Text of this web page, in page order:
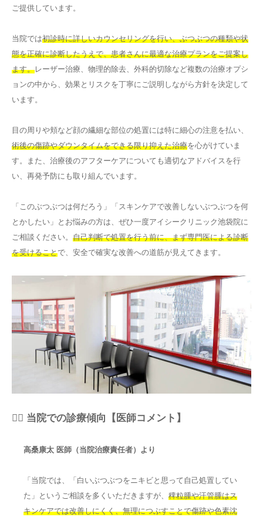
ご提供しています。
当院では初診時に詳しいカウンセリングを行い、ぶつぶつの種類や状
態を正確に診断したうえで、患者さんに最適な治療プランをご提案し
ます。レーザー治療、物理的除去、外科的切除など複数の治療オプシ
ョンの中から、効果とリスクを丁寧にご説明しながら方針を決定して
います。
目の周りや頬など顔の繊細な部位の処置には特に細心の注意を払い、
術後の傷跡やダウンタイムをできる限り抑えた治療を心がけていま
す。また、治療後のアフターケアについても適切なアドバイスを行
い、再発予防にも取り組んでいます。
「このぶつぶつは何だろう」「スキンケアで改善しないぶつぶつを何
とかしたい」とお悩みの方は、ぜひ一度アイシークリニック池袋院に
ご相談ください。 自己判断で処置を行う前に、まず専門医による診断
を受けることで、安全で確実な改善への道筋が見えてきます。
👨‍⚕️ 当院での診療傾向【医師コメント】
高桑康太 医師（当院治療責任者）より
「当院では、「白いぶつぶつをニキビと思って自己処置してい
た」というご相談を多くいただきますが、 稗粒腫や汗管腫はス
キンケアでは改善しにくく、無理につぶすことで傷跡や色素沈